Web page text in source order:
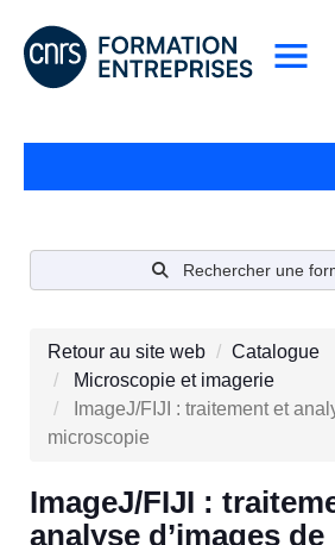
Rechercher une
Retour au site web
Catalogue
Microscopie et imagerie
ImageJ/FIJI : traitement et
microscopie
ImageJ/FIJI :
analyse d’images de